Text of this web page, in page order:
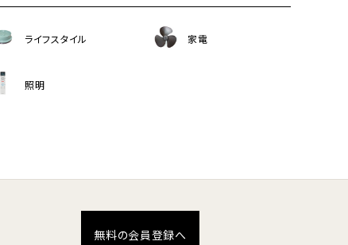
ライフスタイル 家電
照明
無料の会員登録へ